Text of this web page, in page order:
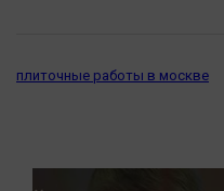
плиточные работы в москве